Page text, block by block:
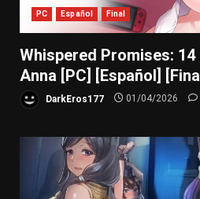
PC Español Final
Whispered Promises:
Anna [PC] [Español]
DarkEros177 01/04/2026